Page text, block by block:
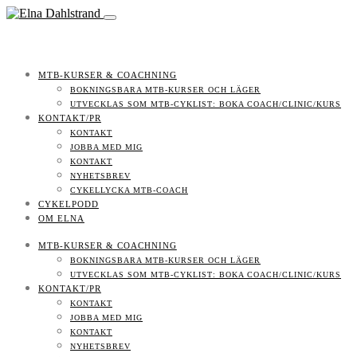
MTB-KURSER & COACHNING
BOKNINGSBARA MTB-KURSER OCH LÄGER
UTVECKLAS SOM MTB-CYKLIST: BOKA COACH/CLINIC/KURS
KONTAKT/PR
KONTAKT
JOBBA MED MIG
KONTAKT
NYHETSBREV
CYKELLYCKA MTB-COACH
CYKELPODD
OM ELNA
MTB-KURSER & COACHNING
BOKNINGSBARA MTB-KURSER OCH LÄGER
UTVECKLAS SOM MTB-CYKLIST: BOKA COACH/CLINIC/KURS
KONTAKT/PR
KONTAKT
JOBBA MED MIG
KONTAKT
NYHETSBREV